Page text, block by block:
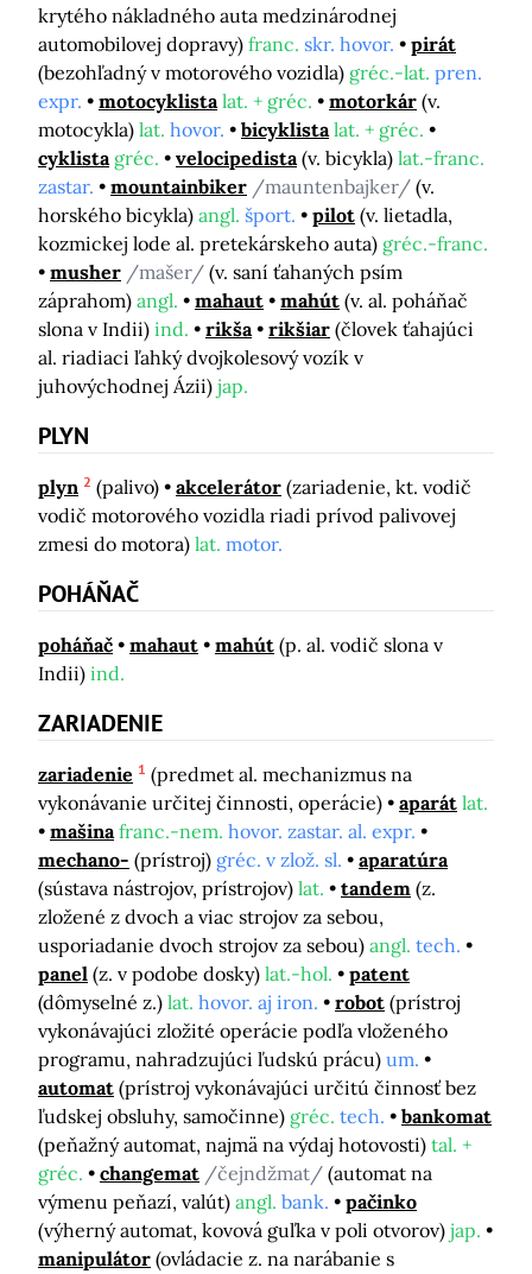
krytého nákladného auta medzinárodnej
automobilovej dopravy) franc. skr. hovor.
pirát
(bezohľadný v motorového vozidla) gréc.-lat. pren.
expr.
motocyklista lat. + gréc. motorkár (v.
motocykla) lat. hovor. bicyklista lat. + gréc.
cyklista gréc. velocipedista (v. bicykla) lat.-franc.
zastar.
mountainbiker /mauntenbajker/ (v.
horského bicykla) angl. šport. pilot (v. lietadla,
kozmickej lode al. pretekárskeho auta) gréc.-franc.
musher /mašer/ (v. saní ťahaných psím
záprahom) angl. mahaut mahút (v. al. poháňač
slona v Indii) ind. rikša rikšiar (človek ťahajúci
al. riadiaci ľahký dvojkolesový vozík v
juhovýchodnej Ázii) jap.
PLYN
plyn 2 (palivo) akcelerátor (zariadenie, kt. vodič
vodič motorového vozidla riadi prívod palivovej
zmesi do motora) lat. motor.
POHÁŇAČ
poháňač mahaut mahút (p. al. vodič slona v
Indii) ind.
ZARIADENIE
zariadenie 1 (predmet al. mechanizmus na
vykonávanie určitej činnosti, operácie)
aparát lat.
mašina franc.-nem. hovor. zastar. al. expr.
mechano- (prístroj) gréc. v zlož. sl.
aparatúra
(sústava nástrojov, prístrojov) lat. tandem (z.
zložené z dvoch a viac strojov za sebou,
usporiadanie dvoch strojov za sebou) angl. tech.
panel (z. v podobe dosky) lat.-hol.
patent
(dômyselné z.) lat. hovor. aj iron. robot (prístroj
vykonávajúci zložité operácie podľa vloženého
programu, nahradzujúci ľudskú prácu) um.
automat (prístroj vykonávajúci určitú činnosť bez
ľudskej obsluhy, samočinne) gréc. tech.
bankomat
(peňažný automat, najmä na výdaj hotovosti) tal. +
gréc.
changemat /čejndžmat/ (automat na
výmenu peňazí, valút) angl. bank.
pačinko
(výherný automat, kovová guľka v poli otvorov) jap.
manipulátor (ovládacie z. na narábanie s